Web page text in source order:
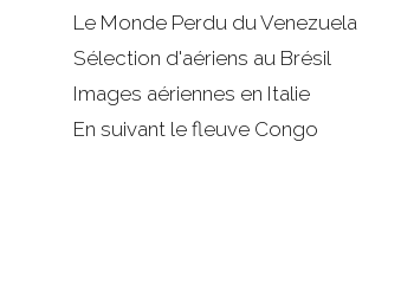
Le Monde Perdu du Venezuela
Sélection d'aériens au Brésil
Images aériennes en Italie
En suivant le fleuve Congo